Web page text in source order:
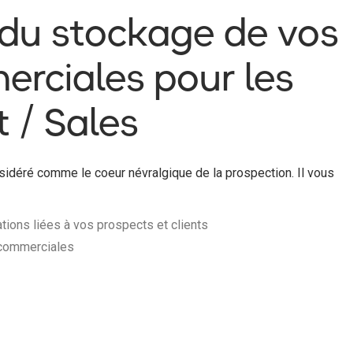
stockage de vos
pour les
/ Sales
comme le coeur névralgique de la prospection. Il vous
liées à vos prospects et clients